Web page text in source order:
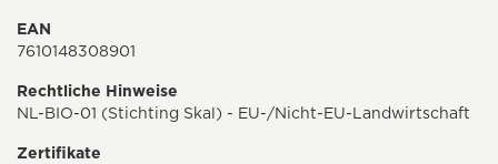
EAN
7610148308901
Rechtliche Hinweise
NL-BIO-01 (Stichting Skal) - EU-/Nicht-EU-Landwirtschaft
Zertifikate